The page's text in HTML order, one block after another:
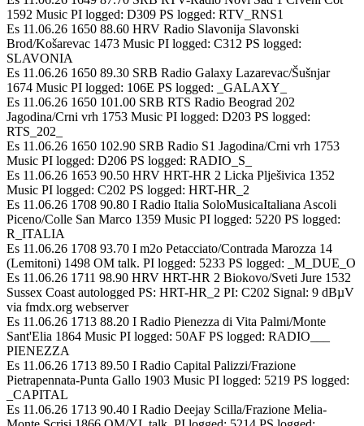
1592 Music PI logged: D309 PS logged: RTV_RNS1
Es 11.06.26 1650 88.60 HRV Radio Slavonija Slavonski
Brod/Košarevac 1473 Music PI logged: C312 PS logged:
SLAVONIA
Es 11.06.26 1650 89.30 SRB Radio Galaxy Lazarevac/Šušnjar
1674 Music PI logged: 106E PS logged: _GALAXY_
Es 11.06.26 1650 101.00 SRB RTS Radio Beograd 202
Jagodina/Crni vrh 1753 Music PI logged: D203 PS logged:
RTS_202_
Es 11.06.26 1650 102.90 SRB Radio S1 Jagodina/Crni vrh 1753
Music PI logged: D206 PS logged: RADIO_S_
Es 11.06.26 1653 90.50 HRV HRT-HR 2 Licka Plješivica 1352
Music PI logged: C202 PS logged: HRT-HR_2
Es 11.06.26 1708 90.80 I Radio Italia SoloMusicaItaliana Ascoli
Piceno/Colle San Marco 1359 Music PI logged: 5220 PS logged:
R_ITALIA
Es 11.06.26 1708 93.70 I m2o Petacciato/Contrada Marozza 14
(Lemitoni) 1498 OM talk. PI logged: 5233 PS logged: _M_DUE_O
Es 11.06.26 1711 98.90 HRV HRT-HR 2 Biokovo/Sveti Jure 1532
Sussex Coast autologged PS: HRT-HR_2 PI: C202 Signal: 9 dBµV
via fmdx.org webserver
Es 11.06.26 1713 88.20 I Radio Pienezza di Vita Palmi/Monte
Sant'Elia 1864 Music PI logged: 50AF PS logged: RADIO___
PIENEZZA
Es 11.06.26 1713 89.50 I Radio Capital Palizzi/Frazione
Pietrapennata-Punta Gallo 1903 Music PI logged: 5219 PS logged:
_CAPITAL
Es 11.06.26 1713 90.40 I Radio Deejay Scilla/Frazione Melia-